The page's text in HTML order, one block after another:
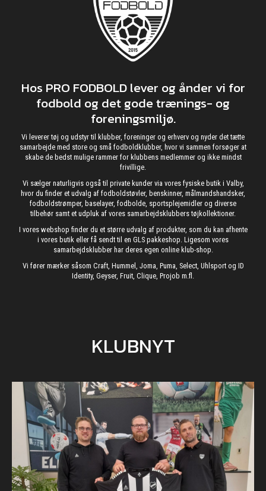
Hos PRO FODBOLD lever og ånder vi for
fodbold og det gode trænings- og
foreningsmiljø.
Vi leverer tøj og udstyr til klubber, foreninger og erhverv og nyder det tætte
samarbejde med store og små fodboldklubber, hvor vi sammen forsøger at
skabe de bedst mulige rammer for klubbens medlemmer og ikke mindst
frivillige.
Vi sælger naturligvis også til private kunder via vores fysiske butik i Valby,
hvor du finder et udvalg af fodboldstøvler, benskinner, målmandshandsker,
fodboldstrømper, baselayer, fodbolde, sportsplejemidler og diverse
tilbehør samt et udpluk af vores samarbejdsklubbers tøjkollektioner.
I vores webshop finder du et større udvalg af produkter, som du kan afhente
i vores butik eller få sendt til en GLS pakkeshop. Ligesom vores
samarbejdsklubber har deres egen online klub-shop.
Vi fører mærker såsom Craft, Hummel, Joma, Puma, Select, Uhlsport og ID
Identity, Geyser, Fruit, Clique, Projob m.fl.
KLUBNYT